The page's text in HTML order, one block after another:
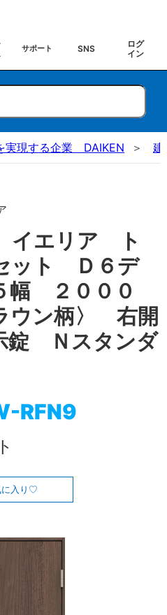
サポート SNS
ログ
イン
実現する企業 DAIKEN 建
イエリア ト
ット Ｄ６デ
幅 ２０００
ウン柄〉 右開
Ｎスタンダ
RFN9
入り